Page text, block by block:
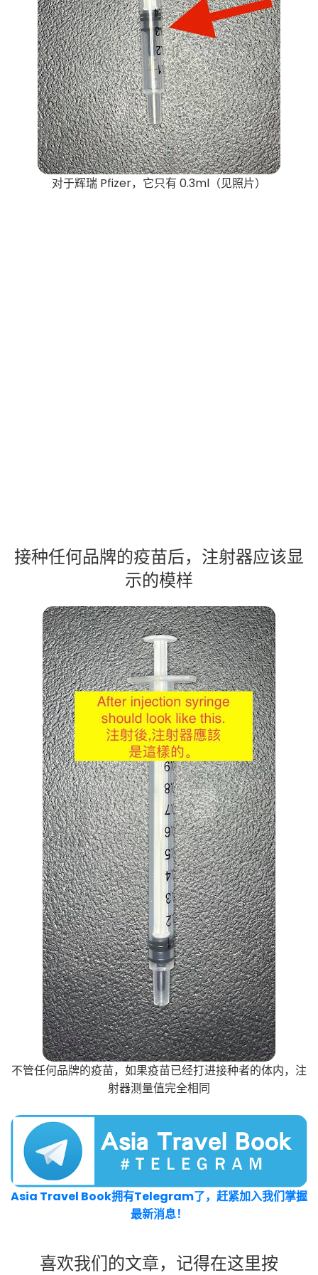
对于辉瑞 Pfizer，它只有 0.3ml（见照片）
接种任何品牌的疫苗后，注射器应该显
示的模样
不管任何品牌的疫苗，如果疫苗已经打进接种者的体内，注
射器测量值完全相同
Asia Travel Book拥有Telegram了，赶紧加入我们掌握
最新消息！
喜欢我们的文章，记得在这里按